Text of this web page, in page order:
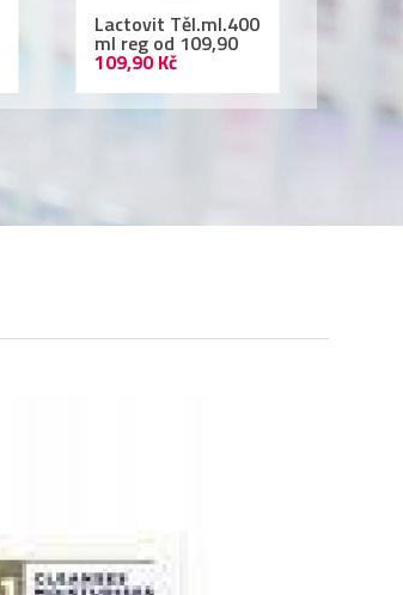
Air Wick 250ml
69,90 Kč